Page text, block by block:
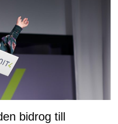
bidrog till